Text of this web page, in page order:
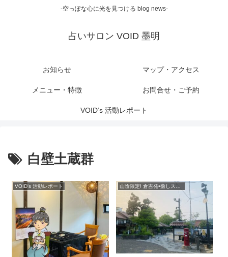
-空っぽな心に光を見つける blog news-
占いサロン VOID 墨明
お知らせ マップ・アクセス
メニュー・特徴 お問合せ・ご予約
VOID’s 活動レポート
白壁土蔵群
VOID's 活動レポート